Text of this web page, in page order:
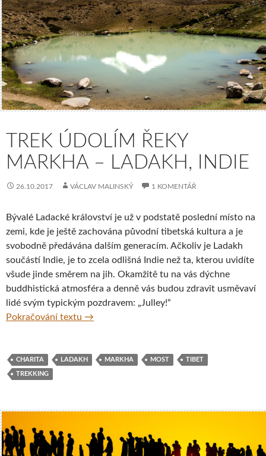
TREK ÚDOLÍM ŘEKY
MARKHA – LADAKH, INDIE
26.10.2017 VÁCLAV MALINSKÝ 1 KOMENTÁŘ
Bývalé Ladacké království je už v podstatě poslední místo na
zemi, kde je ještě zachována původní tibetská kultura a je
svobodně předávána dalším generacím. Ačkoliv je Ladakh
součástí Indie, je to zcela odlišná Indie než ta, kterou uvidíte
všude jinde směrem na jih. Okamžitě tu na vás dýchne
buddhistická atmosféra a denně vás budou zdravit usměvaví
lidé svým typickým pozdravem: „Julley!“
Pokračování textu Trek údolím řeky Markha – Ladakh, Indie
→
CHARITA LADAKH MARKHA MOST TIBET
TREKKING